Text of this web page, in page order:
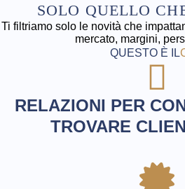
SOLO QUELLO
Ti filtriamo solo le novità che
mercato, margini,
QUESTO È IL
RELAZIONI PER
TROVARE